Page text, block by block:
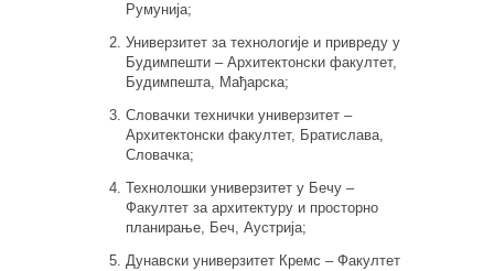
Румунија;
Универзитет за технологије и привреду у
Будимпешти – Архитектонски факултет,
Будимпешта, Мађарска;
Словачки технички универзитет –
Архитектонски факултет, Братислава,
Словачка;
Технолошки универзитет у Бечу –
Факултет за архитектуру и просторно
планирање, Беч, Аустрија;
Дунавски универзитет Кремс – Факултет